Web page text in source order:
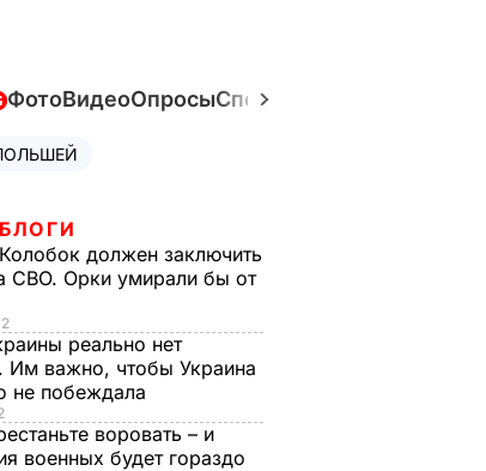
ФотоВидеоОпросыСпецпроекты
Колобок должен заключить
СВО. Орки умирали бы от
реально нет
Им важно, чтобы Украина
не побеждала
воровать – и
военных будет гораздо